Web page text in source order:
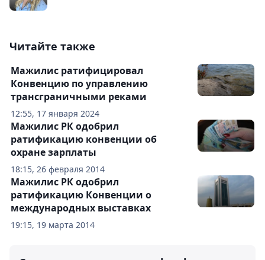
Читайте также
12:55, 17 января 2024
Мажилис ратифицировал
Конвенцию по управлению
трансграничными реками
18:15, 26 февраля 2014
Мажилис РК одобрил
ратификацию конвенции об
охране зарплаты
19:15, 19 марта 2014
Мажилис РК одобрил
ратификацию Конвенции о
международных выставках